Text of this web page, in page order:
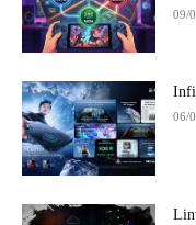
09/
06/